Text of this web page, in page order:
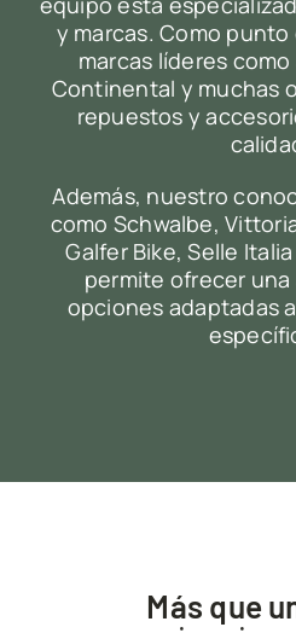
y marcas. Como
marcas líderes como
Continental y muchas
repuestos y
Además, nuestro
como Schwalbe,
Galfer Bike, Selle
permite ofrecer una
opciones adaptadas
Más que